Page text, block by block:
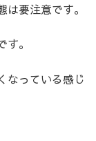
要注意です。
。
なっている感じ